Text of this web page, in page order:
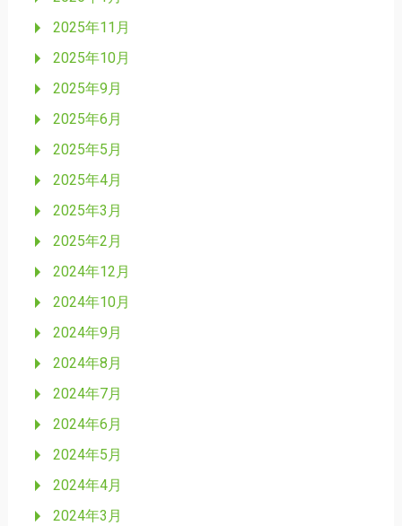
2025年11月
2025年10月
2025年9月
2025年6月
2025年5月
2025年4月
2025年3月
2025年2月
2024年12月
2024年10月
2024年9月
2024年8月
2024年7月
2024年6月
2024年5月
2024年4月
2024年3月